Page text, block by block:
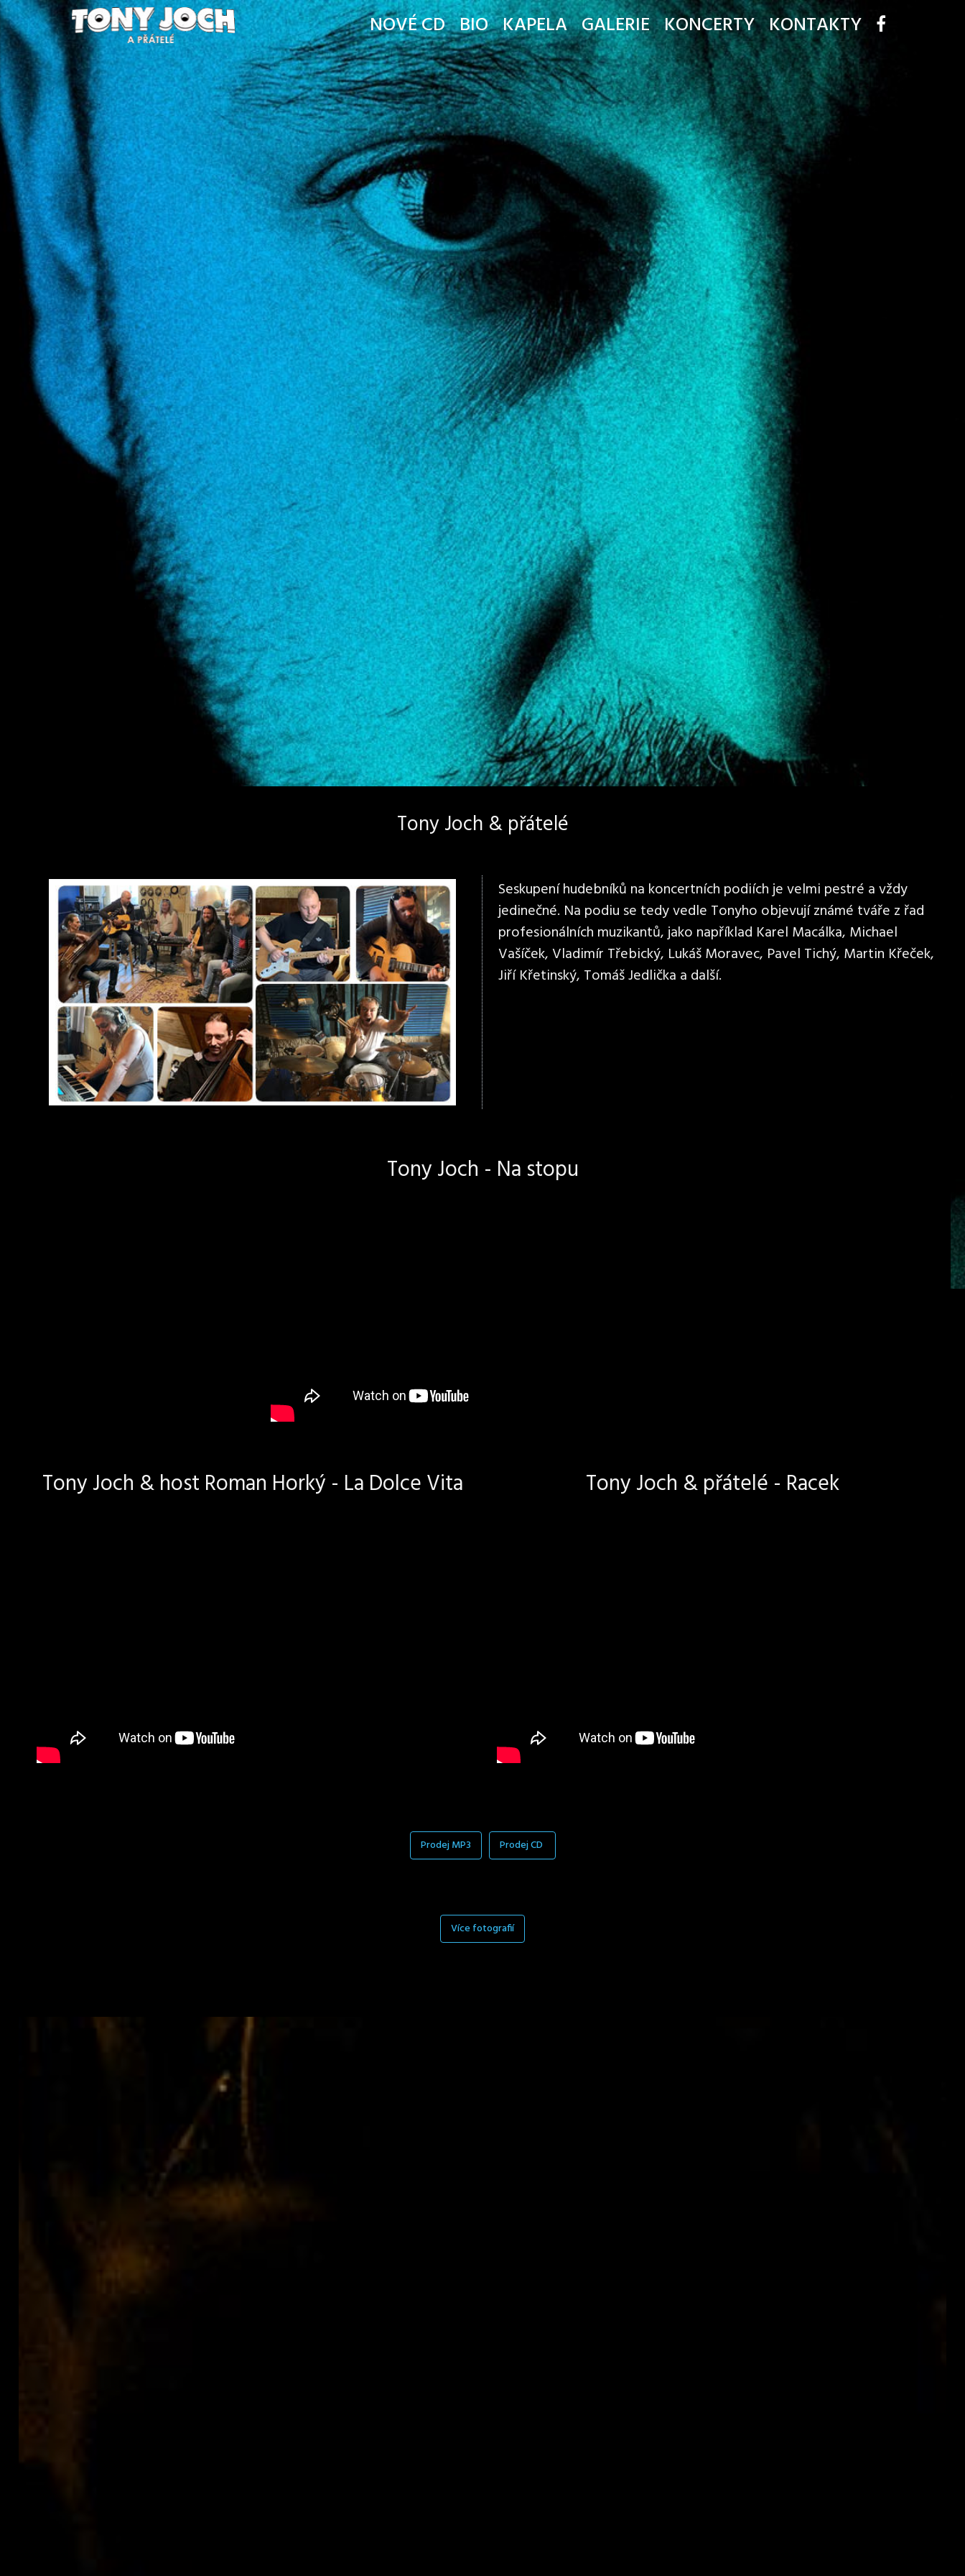
NOVÉ CD BIO KAPELA GALERIE KONCERTY KONTAKTY
Tony Joch & přátelé
Seskupení hudebníků na koncertních podiích je velmi pestré a vždy
jedinečné. Na podiu se tedy vedle Tonyho objevují známé tváře z řad
profesionálních muzikantů, jako například Karel Macálka, Michael
Vašíček, Vladimír Třebický, Lukáš Moravec, Pavel Tichý, Martin Křeček,
Jiří Křetinský, Tomáš Jedlička a další.
Tony Joch - Na stopu
Tony Joch & host Roman Horký - La Dolce Vita Tony Joch & přátelé - Racek
Prodej MP3 Prodej CD
Více fotografií